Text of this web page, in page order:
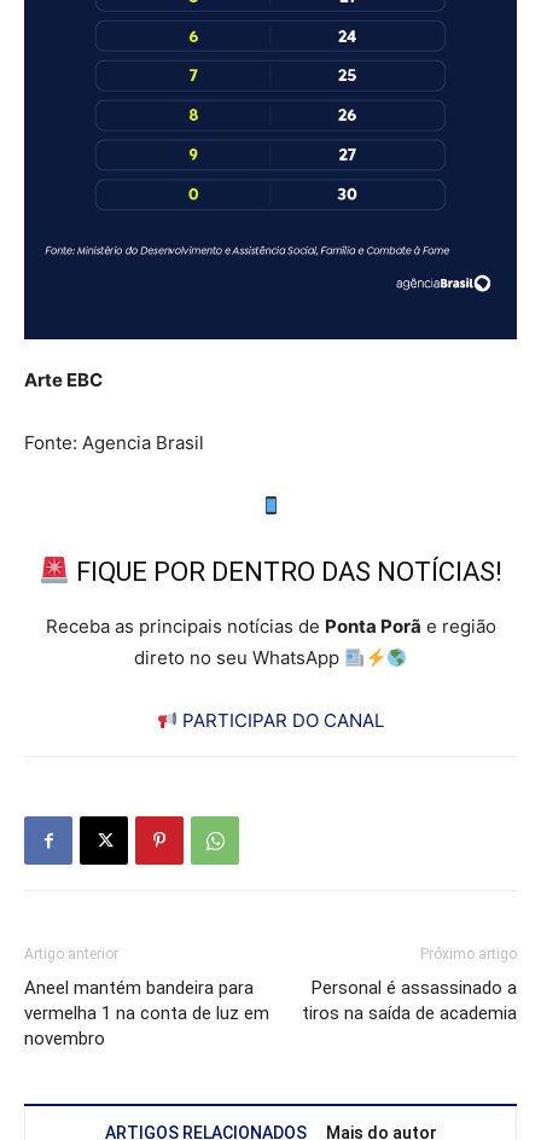
Arte EBC
Fonte: Agencia Brasil
FIQUE POR DENTRO DAS NOTÍCIAS!
Receba as principais notícias de Ponta Porã e região
direto no seu WhatsApp
PARTICIPAR DO CANAL
Artigo anterior
Aneel mantém bandeira para
vermelha 1 na conta de luz em
novembro
Próximo artigo
Personal é assassinado a
tiros na saída de academia
ARTIGOS RELACIONADOS Mais do autor